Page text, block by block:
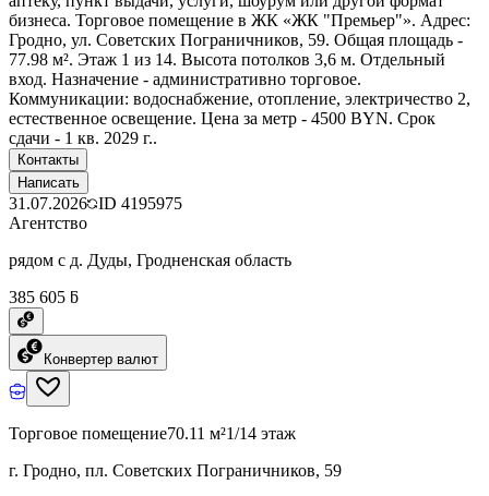
бизнеса. Торговое помещение в ЖК «ЖК "Премьер"». Адрес:
Гродно, ул. Советских Пограничников, 59. Общая площадь -
77.98 м². Этаж 1 из 14. Высота потолков 3,6 м. Отдельный
вход. Назначение - административно торговое.
Коммуникации: водоснабжение, отопление, электричество 2,
естественное освещение. Цена за метр - 4500 BYN. Срок
сдачи - 1 кв. 2029 г..
Контакты
Написать
31.07.2026 ID 4195975
Агентство
рядом с д. Дуды, Гродненская область
385 605 ƃ
Конвертер валют
Торговое помещение70.11 м²1/14 этаж
г. Гродно, пл. Советских Пограничников, 59